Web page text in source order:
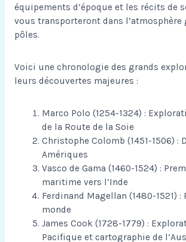
équipements d’époque et les récits de
vous transporteront dans l’atmosphère
pôles.
Voici une chronologie des grands
leurs découvertes majeures :
Marco Polo (1254-1324) :
de la Route de la Soie
Christophe Colomb (1451-1506) :
Amériques
Vasco de Gama (1460-1524) :
maritime vers l’Inde
Ferdinand Magellan (1480-1521)
monde
James Cook (1728-1779) :
Pacifique et cartographie de